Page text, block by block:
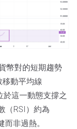
幣對的短期趨勢
動平均線
於這一動態支撐之
（RSI）約為
非過熱。